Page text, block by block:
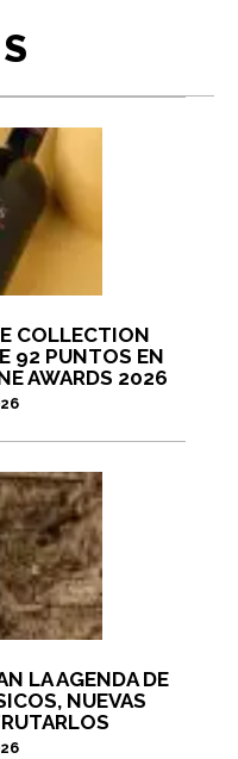
COLLECTION
92 PUNTOS EN
AWARDS 2026
LA AGENDA DE
NUEVAS